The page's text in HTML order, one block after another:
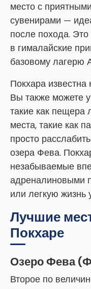
место с
сувенирами —
после похода.
в гималайские
базовому лагерю
Покхара
Вы также можете
такие как пещера
места, такие как
просто
озера Фева.
незабываемые
адреналиновыми
или легкую жизнь
Лучшие
Покхаре
Озеро Фева
Второе по